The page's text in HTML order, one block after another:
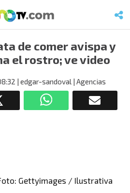
de comer avispa y
el rostro; ve video
| edgar-sandoval| Agencias
Gettyimages / Ilustrativa